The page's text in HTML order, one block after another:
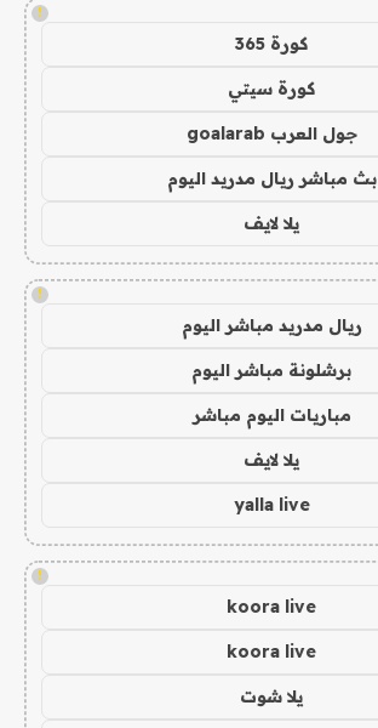
!
كورة 365
كورة سيتي
جول العرب goalarab
بث مباشر ريال مدريد اليوم
يلا لايف
!
ريال مدريد مباشر اليوم
برشلونة مباشر اليوم
مباريات اليوم مباشر
يلا لايف
yalla live
!
koora live
koora live
يلا شوت